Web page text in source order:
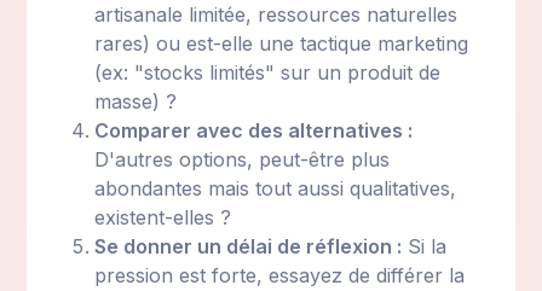
artisanale limitée, ressources naturelles
rares) ou est-elle une tactique marketing
(ex: "stocks limités" sur un produit de
masse) ?
Comparer avec des alternatives :
D'autres options, peut-être plus
abondantes mais tout aussi qualitatives,
existent-elles ?
Se donner un délai de réflexion : Si la
pression est forte, essayez de différer la